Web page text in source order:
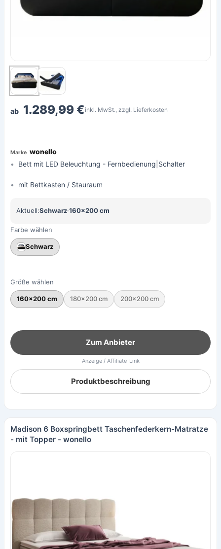
ab 1.289,99 €inkl. MwSt., zzgl. Lieferkosten
wonello
Bett mit LED Beleuchtung - Fernbedienung|Schalter
mit Bettkasten / Stauraum
Aktuell:Schwarz·160×200 cm
Farbe wählen
Schwarz
Größe wählen
160×200 cm 180×200 cm 200×200 cm
Zum Anbieter
Anzeige / Affiliate-Link
Produktbeschreibung
Madison 6 Boxspringbett Taschenfederkern-Matratze
- mit Topper - wonello